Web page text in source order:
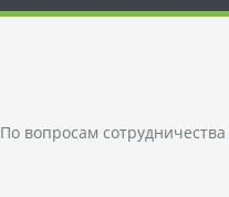
По вопросам